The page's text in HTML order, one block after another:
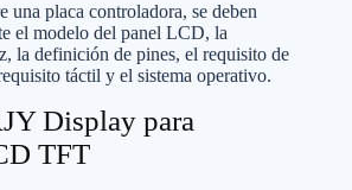
una placa controladora, se deben
el modelo del panel LCD, la
la definición de pines, el requisito de
táctil y el sistema operativo.
Display para
TFT